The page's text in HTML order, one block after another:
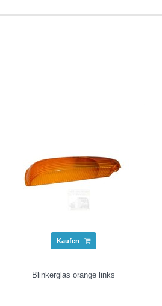
Kaufen
Blinkerglas orange links